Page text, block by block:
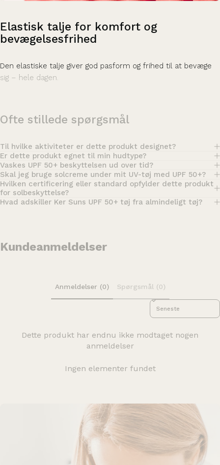
Elastisk talje for komfort og
bevægelsesfrihed
Den elastiske talje giver god pasform og frihed til at bevæge
sig – hele dagen.
Ofte stillede spørgsmål
Til hvilke aktiviteter er dette produkt designet?
Er dette produkt egnet til min hudtype?
Vaskes UPF 50+ beskyttelsen ud over tid?
Skal jeg bruge solcreme under mit UV-tøj med UPF 50+?
Hvilken certificering eller standard opfylder dette produkt
for solbeskyttelse?
Hvad adskiller Ker Suns UPF 50+ tøj fra almindeligt tøj?
Kundeanmeldelser
Anmeldelser (0) Spørgsmål (0)
Sort reviews by
Dette produkt har endnu ikke modtaget nogen
anmeldelser
Ingen elementer fundet